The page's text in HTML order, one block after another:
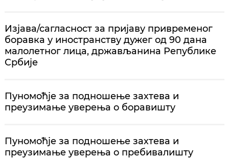
Изјава/сагласност за пријаву привременог
боравка у иностранству дужег од 90 дана
малолетног лица, држављанина Републике
Србије
Пуномоћје за подношење захтева и
преузимање уверења о боравишту
Пуномоћје за подношење захтева и
преузимање уверења о пребивалишту